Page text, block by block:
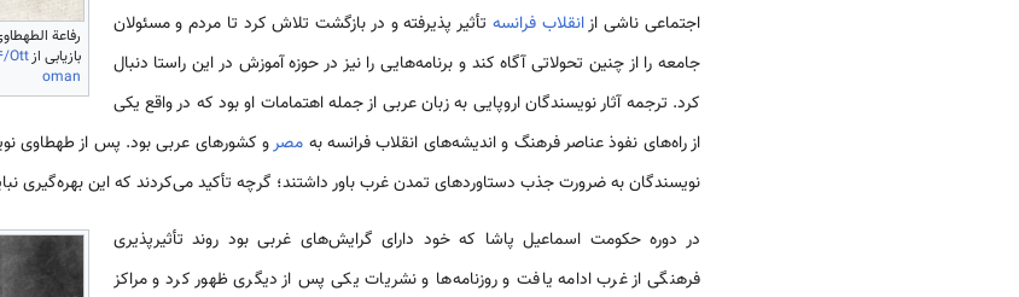
بازیابی ازOtt
oman
اجتماعی ناشی ازانقلاب فرانسه تأثیر پذیرفته و در بازگشت تلاش کرد تا مردم و مسئولان
جامعه را از چنین تحولاتی آگاه کند و برنامه­‌هایی را نیز در حوزه آموزش در این راستا دنبال
کرد. ترجمه آثار نویسندگان اروپایی به زبان عربی از جمله اهتمامات او بود که در واقع یکی
از راه­‌های نفوذ عناصر فرهنگ و اندیشه‌­های انقلاب فرانسه به مصرو کشورهای عربی بود. پس از طهطاوی
نویسندگان به ضرورت جذب دستاوردهای تمدن غرب باور داشتند؛ گرچه تأکید می­‌کردند که این بهره‌­گیری
در دوره حکومت اسماعیل پاشا که خود دارای گرایش‌­های غربی بود روند تأثیرپذیری
فرهنگی از غرب ادامه یافت و روزنامه‌­ها و نشریات یکی پس از دیگری ظهور کرد و مراکز